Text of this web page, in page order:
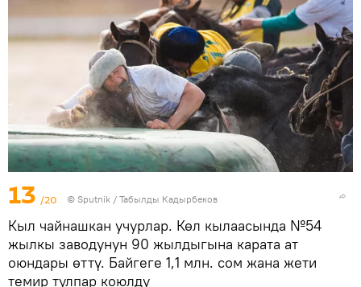
13 /20 © Sputnik / Табылды Кадырбеков
Кыл чайнашкан учурлар. Көл кылаасында №54
жылкы заводунун 90 жылдыгына карата ат
оюндары өттү. Байгеге 1,1 млн. сом жана жети
темир тулпар коюлду